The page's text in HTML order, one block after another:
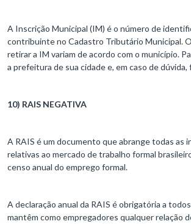
A Inscrição Municipal (IM) é o número de
contribuinte no Cadastro Tributário Municipal.
retirar a IM variam de acordo com o município.
a prefeitura de sua cidade e, em caso de
10) RAIS NEGATIVA
A RAIS é um documento que abrange todas as
relativas ao mercado de trabalho formal
censo anual do emprego formal.
A declaração anual da RAIS é obrigatória a
mantêm como empregadores qualquer relação